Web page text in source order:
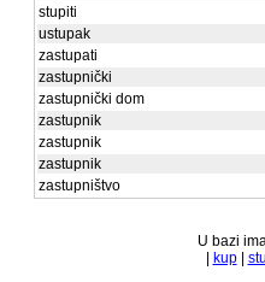
stupiti
ustupak
zastupati
zastupnički
zastupnički dom
zastupnik
zastupnik
zastupnik
zastupništvo
U bazi
kup|